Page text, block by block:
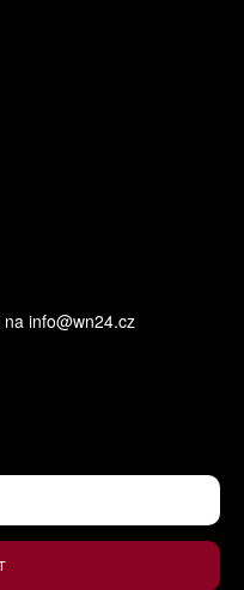
info@wn24.cz